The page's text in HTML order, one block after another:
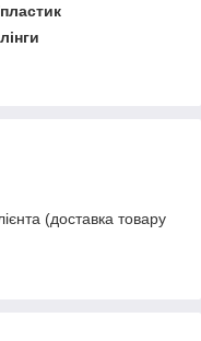
(доставка товару